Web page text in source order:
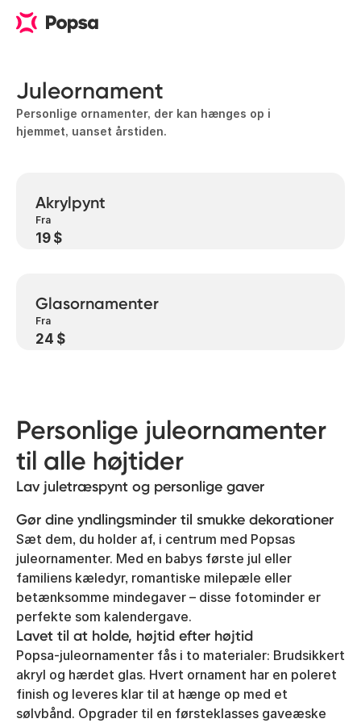
Juleornament
Personlige ornamenter, der kan hænges op i
hjemmet, uanset årstiden.
Akrylpynt
Fra
19 $
Glasornamenter
Fra
24 $
Personlige juleornamenter
til alle højtider
Lav juletræspynt og personlige gaver
Gør dine yndlingsminder til smukke dekorationer
Sæt dem, du holder af, i centrum med Popsas
juleornamenter. Med en babys første jul eller
familiens kæledyr, romantiske milepæle eller
betænksomme mindegaver – disse fotominder er
perfekte som kalendergave.
Lavet til at holde, højtid efter højtid
Popsa-juleornamenter fås i to materialer: Brudsikkert
akryl og hærdet glas. Hvert ornament har en poleret
finish og leveres klar til at hænge op med et
sølvbånd. Opgrader til en førsteklasses gaveæske